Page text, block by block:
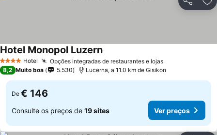
Partilhar
4 EstrelasHotel Opções integradas de restaurantes e lojasVer preços
Hotel Monopol LuzernVer preços
8,2 Muito boa 5.530 Lucerna, a 11.0 km de Gisikon
De € 146
Consulte os preços de 19 sites Ver preços